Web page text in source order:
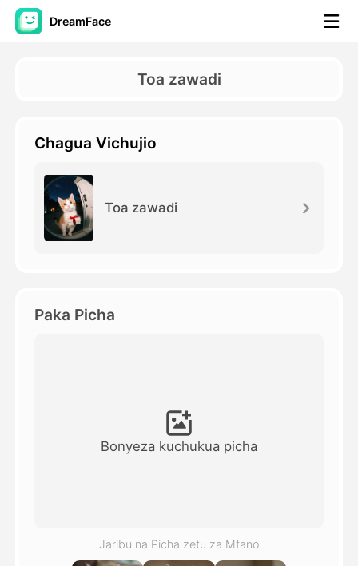
DreamFace
Video ya AI
Picha
Vifaa Vingine
Angalia mifano yote
Toa zawadi
Chagua Vichujio
Toa zawadi
Paka Picha
Bonyeza kuchukua picha
Jaribu na Picha zetu za Mfano